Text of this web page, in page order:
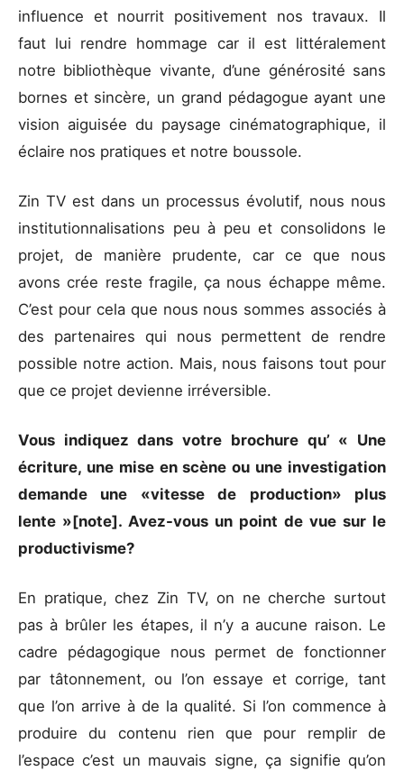
influence et nourrit positivement nos travaux. Il
faut lui rendre hommage car il est littéralement
notre bibliothèque vivante, d’une générosité sans
bornes et sincère, un grand pédagogue ayant une
vision aiguisée du paysage cinématographique, il
éclaire nos pratiques et notre boussole.
Zin TV est dans un processus évolutif, nous nous
institutionnalisations peu à peu et consolidons le
projet, de manière prudente, car ce que nous
avons crée reste fragile, ça nous échappe même.
C’est pour cela que nous nous sommes associés à
des partenaires qui nous permettent de rendre
possible notre action. Mais, nous faisons tout pour
que ce projet devienne irréversible.
Vous indiquez dans votre brochure qu’ « Une
écriture, une mise en scène ou une investigation
demande une «vitesse de production» plus
lente »[note]. Avez-vous un point de vue sur le
productivisme?
En pratique, chez Zin TV, on ne cherche surtout
pas à brûler les étapes, il n’y a aucune raison. Le
cadre pédagogique nous permet de fonctionner
par tâtonnement, ou l’on essaye et corrige, tant
que l’on arrive à de la qualité. Si l’on commence à
produire du contenu rien que pour remplir de
l’espace c’est un mauvais signe, ça signifie qu’on